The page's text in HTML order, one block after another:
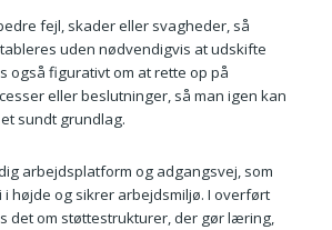
fejl, skader eller svagheder, så
uden nødvendigvis at udskifte
også figurativt om at rette op på
eller beslutninger, så man igen kan
sundt grundlag.
arbejdsplatform og adgangsvej, som
højde og sikrer arbejdsmiljø. I overført
det om støttestrukturer, der gør læring,